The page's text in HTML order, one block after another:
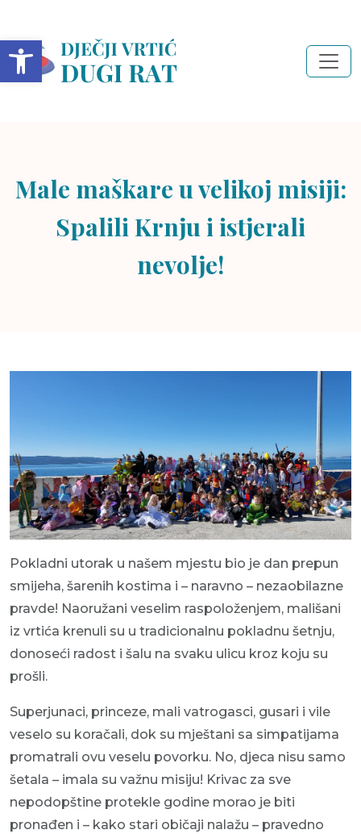
Open toolbar
Male maškare u velikoj misiji:
Spalili Krnju i istjerali
nevolje!
Pokladni utorak u našem mjestu bio je dan prepun
smijeha, šarenih kostima i – naravno – nezaobilazne
pravde! Naoružani veselim raspoloženjem, mališani
iz vrtića krenuli su u tradicionalnu pokladnu šetnju,
donoseći radost i šalu na svaku ulicu kroz koju su
prošli.
Superjunaci, princeze, mali vatrogasci, gusari i vile
veselo su koračali, dok su mještani sa simpatijama
promatrali ovu veselu povorku. No, djeca nisu samo
šetala – imala su važnu misiju! Krivac za sve
nepodopštine protekle godine morao je biti
pronađen i – kako stari običaji nalažu – pravedno